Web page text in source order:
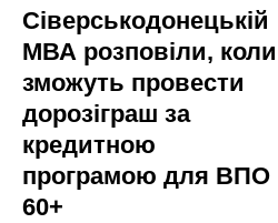
Сіверськодонецькій
МВА розповіли, коли
зможуть провести
дорозіграш за
кредитною
програмою для ВПО
60+